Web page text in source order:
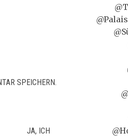
SPEICHERN.
JA, ICH